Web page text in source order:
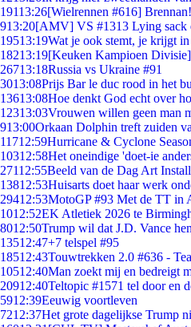
19113:26[Wielrennen #616] Brennan!
913:20[AMV] VS #1313 Lying sack
19513:19Wat je ook stemt, je krijgt
18213:19[Keuken Kampioen
26713:18Russia vs Ukraine #91
3013:08Prijs Bar le duc rood in het
13613:08Hoe denkt God echt over
12313:03Vrouwen willen geen man
913:00Orkaan Dolphin treft zuiden
11712:59Hurricane & Cyclone
10312:58Het oneindige 'doet-ie
27112:55Beeld van de Dag Art
13812:53Huisarts doet haar werk
29412:53MotoGP #93 Met de TT in
1012:52EK Atletiek 2026 te
8012:50Trump wil dat J.D. Vance
13512:47+7 telspel #95
18512:43Touwtrekken 2.0 #636 -
10512:40Man zoekt mij en bedreigt
20912:40Teltopic #1571 tel door en
5912:39Eeuwig voortleven
7212:37Het grote dagelijkse Trump